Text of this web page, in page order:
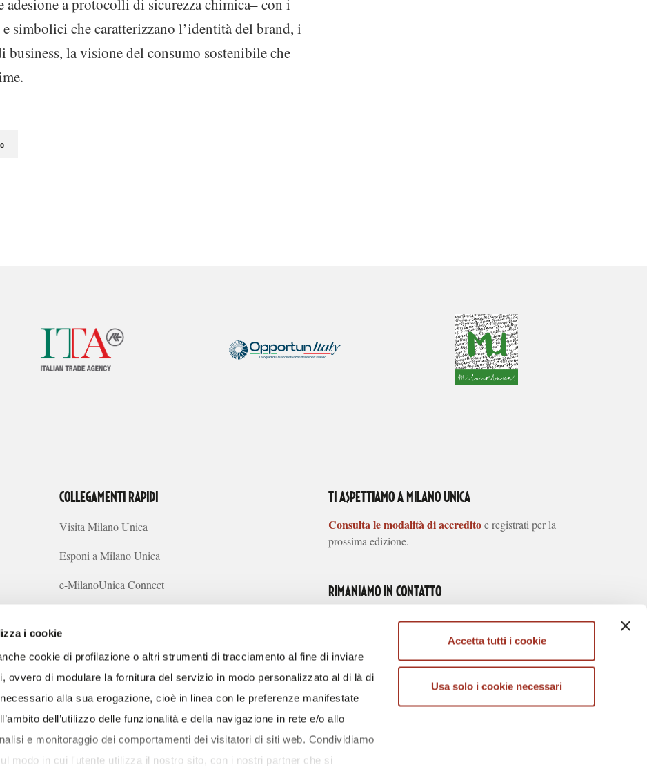
i cookie
cookie di profilazione o altri strumenti di tracciamento al fine di inviare
ovvero di modulare la fornitura del servizio in modo personalizzato al di là di
alla sua erogazione, cioè in linea con le preferenze manifestate
dell’utilizzo delle funzionalità e della navigazione in rete e/o allo
e monitoraggio dei comportamenti dei visitatori di siti web. Condividiamo
modo in cui l'utente utilizza il nostro sito, con i nostri partner che si
Accetta tutti i cookie
Usa solo i cookie necessari
adesione a protocolli di sicurezza chimica– con i
simbolici che caratterizzano l’identità del brand, i
business, la visione del consumo sostenibile che
COLLEGAMENTI RAPIDI
Visita Milano Unica
Esponi a Milano Unica
e-MilanoUnica Connect
Media
FAQ
TI ASPETTIAMO A MILANO UNICA
Consulta le modalità di accreditoe registrati per la
prossima edizione.
RIMANIAMO IN CONTATTO
SU APP STORE
SCARICA l'APP
SU GOOGLE PLAY